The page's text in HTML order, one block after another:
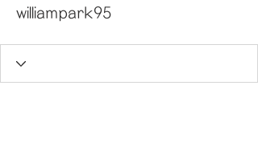
williampark95